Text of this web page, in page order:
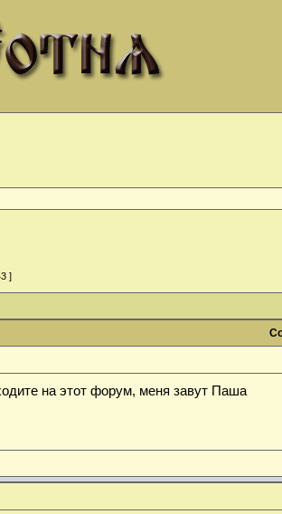
]
на этот форум, меня завут Паша